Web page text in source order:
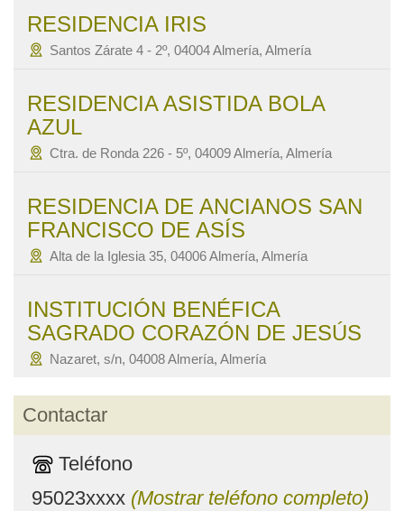
RESIDENCIA IRIS
Santos Zárate 4 - 2º, 04004 Almería, Almería
RESIDENCIA ASISTIDA BOLA
AZUL
Ctra. de Ronda 226 - 5º, 04009 Almería, Almería
RESIDENCIA DE ANCIANOS SAN
FRANCISCO DE ASÍS
Alta de la Iglesia 35, 04006 Almería, Almería
INSTITUCIÓN BENÉFICA
SAGRADO CORAZÓN DE JESÚS
Nazaret, s/n, 04008 Almería, Almería
Contactar
Teléfono
95023xxxx (Mostrar teléfono completo)